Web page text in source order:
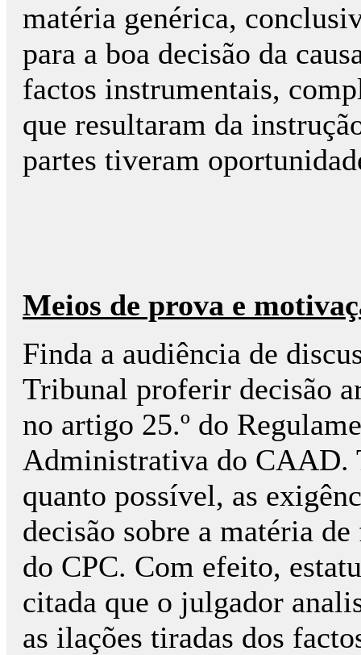
matéria genérica,
para a boa decisão da
factos instrumentais,
que resultaram da
partes tiveram
Meios de prova e
Finda a audiência de
Tribunal proferir decisão
no artigo 25.º do
Administrativa do CAAD.
quanto possível, as
decisão sobre a matéria
do CPC. Com efeito,
citada que o julgador
as ilações tiradas dos